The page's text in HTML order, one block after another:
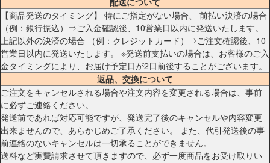
【商品発送のタイミング】 特にご指定がない場合、 前払い決済の場合
（例：銀行振込）⇒ご入金確認後、10営業日以内に発送いたします。
上記以外の決済の場合 （例：クレジットカード）⇒ご注文確認後、10
営業日以内に発送いたします。 ※発送前支払いの場合は、お客様のご入
金タイミングにより、お届け予定日が2日前後することがございます。
返品、交換について
ご注文をキャンセルされる場合や注文内容を変更される場合は、事前
に必ずご連絡ください。
発送前であれば対応可能ですが、発送完了後のキャンセルや内容変更
出来ませんので、あらかじめご了承ください。 また、代引発送後の事
前連絡のないキャンセルは一切承ることができません。
送料など実費請求させて頂きますので、必ず一度商品をお受け取りい